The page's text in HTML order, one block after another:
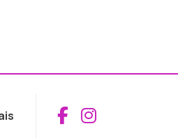
Aceder ao
Aceder